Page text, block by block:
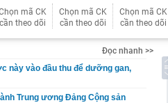
mã CK
cần theo dõi
Chọn mã CK
cần theo dõi
Chọn mã CK
cần theo dõi
Đọc nhanh >>
này vào đầu thu để dưỡng gan,
Trung ương Đảng Cộng sản